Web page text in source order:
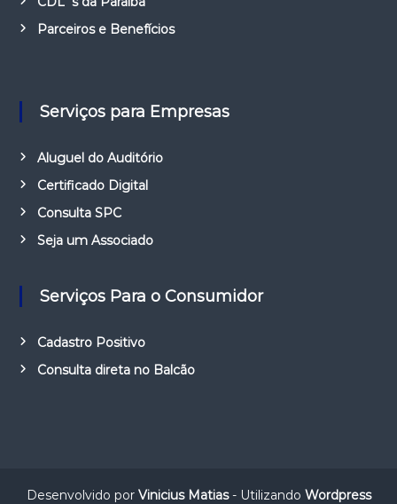
Parceiros e Benefícios
Serviços para Empresas
Aluguel do Auditório
Certificado Digital
Consulta SPC
Seja um Associado
Serviços Para o Consumidor
Cadastro Positivo
Consulta direta no Balcão
Desenvolvido por Vinicius Matias- Utilizando Wordpress